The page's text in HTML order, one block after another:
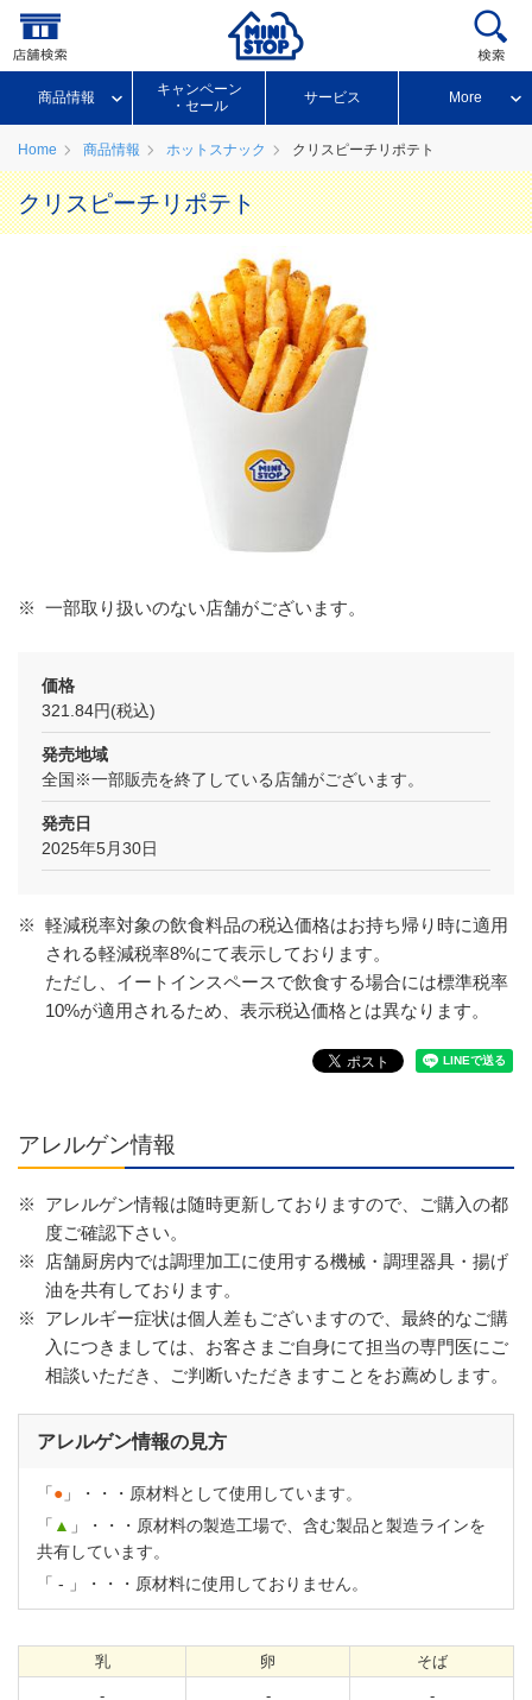
商品情報
キャンペーン
・セール
サービス More
Home 商品情報 ホットスナック クリスピーチリポテト
クリスピーチリポテト
※ 一部取り扱いのない店舗がございます。
価格
321.84円(税込)
発売地域
全国※一部販売を終了している店舗がございます。
発売日
2025年5月30日
※ 軽減税率対象の飲食料品の税込価格はお持ち帰り時に適用
される軽減税率8%にて表示しております。
ただし、イートインスペースで飲食する場合には標準税率
10%が適用されるため、表示税込価格とは異なります。
アレルゲン情報
※
アレルゲン情報は随時更新しておりますので、ご購入の都
度ご確認下さい。
※
店舗厨房内では調理加工に使用する機械・調理器具・揚げ
油を共有しております。
※
アレルギー症状は個人差もございますので、最終的なご購
入につきましては、お客さまご自身にて担当の専門医にご
相談いただき、ご判断いただきますことをお薦めします。
アレルゲン情報の見方
「● 」・・・原材料として使用しています。
「 ▲ 」・・・原材料の製造工場で、含む製品と製造ラインを
共有しています。
「 - 」・・・原材料に使用しておりません。
乳
-
卵
-
そば
-